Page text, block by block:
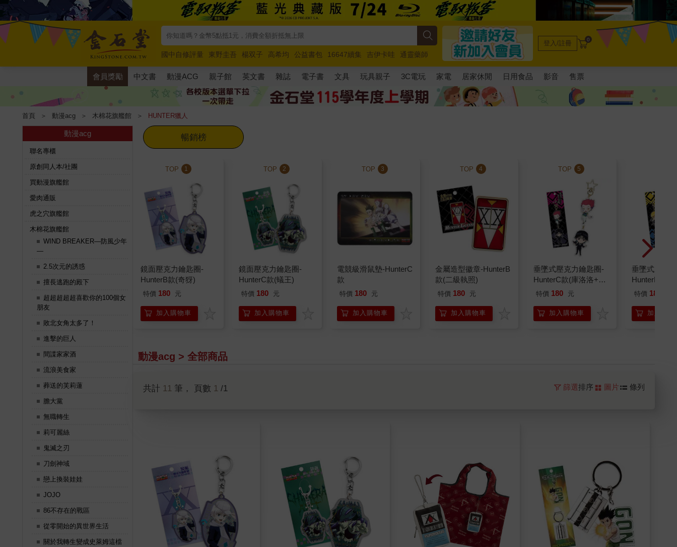
國中自修評量 東野圭吾 楊双子 高希均 公益書包 16647續集 吉伊卡哇
通靈藥師
唯紅花綻放
奧德賽 路邊攤新作 馬斯克 玩具總動員5 超慢跑
登入/註冊 0
會員獎勵 中文書 動漫ACG 親子館 英文書 雜誌 電子書 文具 玩具親子 3C電玩 家電 居家休閒 日用食品 影音 售票
首頁 ＞ 動漫acg ＞ 木棉花旗艦館 ＞ HUNTER獵人
動漫acg
聯名專櫃
原創同人本/社團
買動漫旗艦館
愛肉通販
虎之穴旗艦館
木棉花旗艦館
WIND BREAKER—防風少年
—
2.5次元的誘惑
擅長逃跑的殿下
超超超超超喜歡你的100個女
朋友
敗北女角太多了！
進擊的巨人
間諜家家酒
流浪美食家
葬送的芙莉蓮
膽大黨
無職轉生
莉可麗絲
鬼滅之刃
刀劍神域
戀上換裝娃娃
JOJO
86不存在的戰區
從零開始的異世界生活
關於我轉生變成史萊姆這檔
暢銷榜
TOP 1
鏡面壓克力鑰匙圈-
HunterB款(奇犽)
特價 180 元
加入購物車
TOP 2
鏡面壓克力鑰匙圈-
HunterC款(蟻王)
特價 180 元
加入購物車
TOP 3
電競級滑鼠墊-HunterC
款
特價 180 元
加入購物車
TOP 4
金屬造型徽章-HunterB
款(二級執照)
特價 180 元
加入購物車
TOP 5
垂墜式壓克力鑰匙圈-
HunterC款(庫洛洛+西
索)
特價 180 元
加入購物車
垂墜式壓克
HunterB款(
+雷歐力)
特價 180
加入購物
動漫acg > 全部商品
共計 11 筆， 頁數 1 /1 篩選排序 圖片 條列